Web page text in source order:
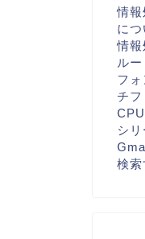
情報
につ
情
ル
フ
チフ
シ
検索